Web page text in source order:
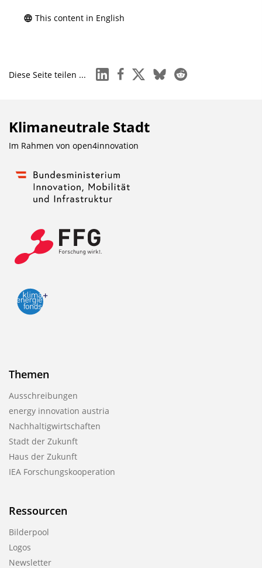
This content in English
Diese Seite teilen ... linkedinfacebook
x blueskyreddit
Klimaneutrale Stadt
Im Rahmen von open4innovation
Themen
Ausschreibungen
energy innovation austria
Nachhaltigwirtschaften
Stadt der Zukunft
Haus der Zukunft
IEA Forschungskooperation
Ressourcen
Bilderpool
Logos
Newsletter